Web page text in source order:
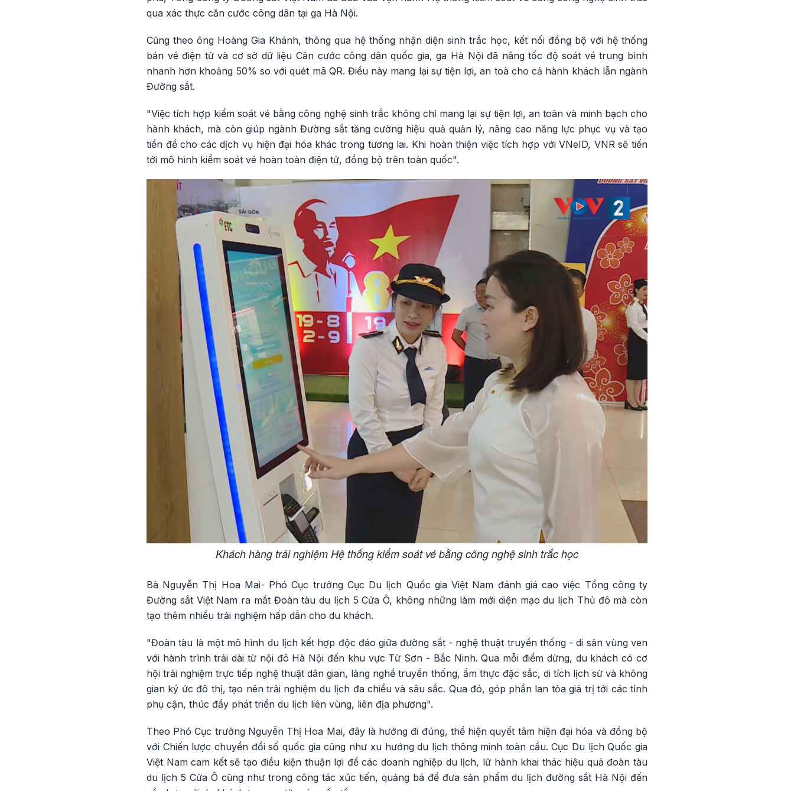
qua xác thực căn cước công dân tại ga Hà Nội.
Cũng theo ông Hoàng Gia Khánh, thông qua hệ thống nhận diện sinh trắc học, kết nối đồng bộ với hệ thống
bán vé điện tử và cơ sở dữ liệu Căn cước công dân quốc gia, ga Hà Nội đã nâng tốc độ soát vé trung bình
nhanh hơn khoảng 50% so với quét mã QR. Điều này mang lại sự tiện lợi, an toà cho cả hành khách lẫn ngành
Đường sắt.
"Việc tích hợp kiểm soát vé bằng công nghệ sinh trắc không chỉ mang lại sự tiện lợi, an toàn và minh bạch cho
hành khách, mà còn giúp ngành Đường sắt tăng cường hiệu quả quản lý, nâng cao năng lực phục vụ và tạo
tiền đề cho các dịch vụ hiện đại hóa khác trong tương lai. Khi hoàn thiện việc tích hợp với VNeID, VNR sẽ tiến
tới mô hình kiểm soát vé hoàn toàn điện tử, đồng bộ trên toàn quốc".
Khách hàng trải nghiệm Hệ thống kiểm soát vé bằng công nghệ sinh trắc học
Bà Nguyễn Thị Hoa Mai- Phó Cục trưởng Cục Du lịch Quốc gia Việt Nam đánh giá cao việc Tổng công ty
Đường sắt Việt Nam ra mắt Đoàn tàu du lịch 5 Cửa Ô, không những làm mới diện mạo du lịch Thủ đô mà còn
tạo thêm nhiều trải nghiệm hấp dẫn cho du khách.
"Đoàn tàu là một mô hình du lịch kết hợp độc đáo giữa đường sắt - nghệ thuật truyền thống - di sản vùng ven
với hành trình trải dài từ nội đô Hà Nội đến khu vực Từ Sơn - Bắc Ninh. Qua mỗi điểm dừng, du khách có cơ
hội trải nghiệm trực tiếp nghệ thuật dân gian, làng nghề truyền thống, ẩm thực đặc sắc, di tích lịch sử và không
gian ký ức đô thị, tạo nên trải nghiệm du lịch đa chiều và sâu sắc. Qua đó, góp phần lan tỏa giá trị tới các tỉnh
phụ cận, thúc đẩy phát triển du lịch liên vùng, liên địa phương".
Theo Phó Cục trưởng Nguyễn Thị Hoa Mai, đây là hướng đi đúng, thể hiện quyết tâm hiện đại hóa và đồng bộ
với Chiến lược chuyển đổi số quốc gia cũng như xu hướng du lịch thông minh toàn cầu. Cục Du lịch Quốc gia
Việt Nam cam kết sẽ tạo điều kiện thuận lợi để các doanh nghiệp du lịch, lữ hành khai thác hiệu quả đoàn tàu
du lịch 5 Cửa Ô cũng như trong công tác xúc tiến, quảng bá để đưa sản phẩm du lịch đường sắt Hà Nội đến